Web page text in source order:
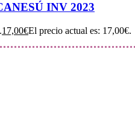
INV 2023
17,00€El precio actual es: 17,00€.